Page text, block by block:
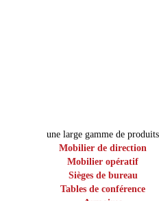
une large gamme de produits
Mobilier de direction
Mobilier opératif
Sièges de bureau
Tables de conférence